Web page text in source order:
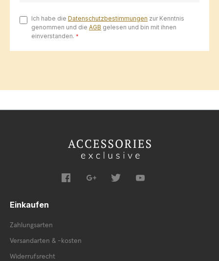
Ich habe die Datenschutzbestimmungen zur Kenntnis
genommen und die AGB gelesen und bin mit ihnen
einverstanden. *
Einkaufen
Zahlungsarten
Versandarten & -kosten
Widerrufsrecht